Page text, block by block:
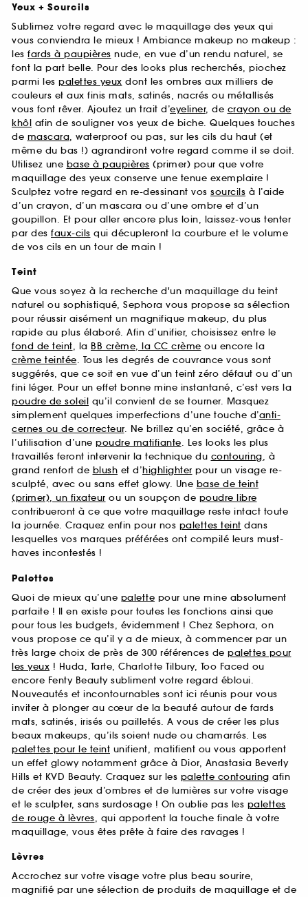
Yeux + Sourcils
Sublimez votre regard avec le maquillage des yeux qui
vous conviendra le mieux ! Ambiance makeup no makeup :
les fards à paupières nude, en vue d’un rendu naturel, se
font la part belle. Pour des looks plus recherchés, piochez
parmi les palettes yeux dont les ombres aux milliers de
couleurs et aux finis mats, satinés, nacrés ou métallisés
vous font rêver. Ajoutez un trait d’eyeliner, de crayon ou de
khôl afin de souligner vos yeux de biche. Quelques touches
de mascara, waterproof ou pas, sur les cils du haut (et
même du bas !) agrandiront votre regard comme il se doit.
Utilisez une base à paupières (primer) pour que votre
maquillage des yeux conserve une tenue exemplaire !
Sculptez votre regard en re-dessinant vos sourcils à l’aide
d’un crayon, d’un mascara ou d’une ombre et d’un
goupillon. Et pour aller encore plus loin, laissez-vous tenter
par des faux-cils qui décupleront la courbure et le volume
de vos cils en un tour de main !
Teint
Que vous soyez à la recherche d'un maquillage du teint
naturel ou sophistiqué, Sephora vous propose sa sélection
pour réussir aisément un magnifique makeup, du plus
rapide au plus élaboré. Afin d’unifier, choisissez entre le
fond de teint, la BB crème, la CC crème ou encore la
crème teintée. Tous les degrés de couvrance vous sont
suggérés, que ce soit en vue d’un teint zéro défaut ou d’un
fini léger. Pour un effet bonne mine instantané, c’est vers la
poudre de soleil qu’il convient de se tourner. Masquez
simplement quelques imperfections d’une touche d’anti-
cernes ou de correcteur. Ne brillez qu’en société, grâce à
l’utilisation d’une poudre matifiante. Les looks les plus
travaillés feront intervenir la technique du contouring, à
grand renfort de blush et d’highlighter pour un visage re-
sculpté, avec ou sans effet glowy. Une base de teint
(primer), un fixateur ou un soupçon de poudre libre
contribueront à ce que votre maquillage reste intact toute
la journée. Craquez enfin pour nos palettes teint dans
lesquelles vos marques préférées ont compilé leurs must-
haves incontestés !
Palettes
Quoi de mieux qu’une palette pour une mine absolument
parfaite ! Il en existe pour toutes les fonctions ainsi que
pour tous les budgets, évidemment ! Chez Sephora, on
vous propose ce qu’il y a de mieux, à commencer par un
très large choix de près de 300 références de palettes pour
les yeux ! Huda, Tarte, Charlotte Tilbury, Too Faced ou
encore Fenty Beauty subliment votre regard ébloui.
Nouveautés et incontournables sont ici réunis pour vous
inviter à plonger au cœur de la beauté autour de fards
mats, satinés, irisés ou pailletés. A vous de créer les plus
beaux makeups, qu’ils soient nude ou chamarrés. Les
palettes pour le teint unifient, matifient ou vous apportent
un effet glowy notamment grâce à Dior, Anastasia Beverly
Hills et KVD Beauty. Craquez sur les palette contouring afin
de créer des jeux d’ombres et de lumières sur votre visage
et le sculpter, sans surdosage ! On oublie pas les palettes
de rouge à lèvres, qui apportent la touche finale à votre
maquillage, vous êtes prête à faire des ravages !
Lèvres
Accrochez sur votre visage votre plus beau sourire,
magnifié par une sélection de produits de maquillage et de